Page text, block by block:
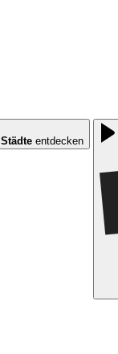
Städte entdecken